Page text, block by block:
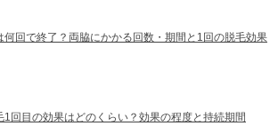
何回で終了？両脇にかかる回数・期間と1回の脱毛効果
1回目の効果はどのくらい？効果の程度と持続期間